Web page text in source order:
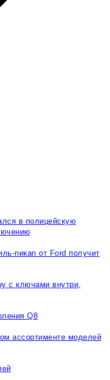
в полицейскую
пикап от Ford получит
с ключами внутри,
Q8
ассортименте моделей